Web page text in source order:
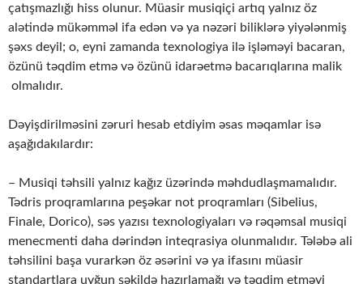
çatışmazlığı hiss olunur. Müasir musiqiçi artıq yalnız öz
alətində mükəmməl ifa edən və ya nəzəri biliklərə yiyələnmiş
şəxs deyil; o, eyni zamanda texnologiya ilə işləməyi bacaran,
özünü təqdim etmə və özünü idarəetmə bacarıqlarına malik
olmalıdır.
Dəyişdirilməsini zəruri hesab etdiyim əsas məqamlar isə
aşağıdakılardır:
– Musiqi təhsili yalnız kağız üzərində məhdudlaşmamalıdır.
Tədris proqramlarına peşəkar not proqramları (Sibelius,
Finale, Dorico), səs yazısı texnologiyaları və rəqəmsal musiqi
menecmenti daha dərindən inteqrasiya olunmalıdır. Tələbə ali
təhsilini başa vurarkən öz əsərini və ya ifasını müasir
standartlara uyğun şəkildə hazırlamağı və təqdim etməyi